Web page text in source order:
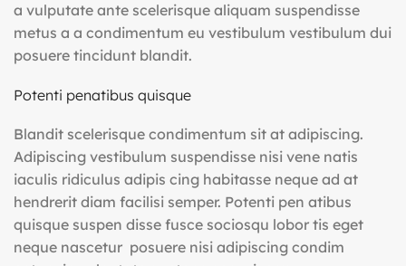
a vulputate ante scelerisque aliquam suspendisse
metus a a condimentum eu vestibulum vestibulum dui
posuere tincidunt blandit.
Potenti penatibus quisque
Blandit scelerisque condimentum sit at adipiscing.
Adipiscing vestibulum suspendisse nisi vene natis
iaculis ridiculus adipis cing habitasse neque ad at
hendrerit diam facilisi semper. Potenti pen atibus
quisque suspen disse fusce sociosqu lobor tis eget
neque nascetur posuere nisi adipiscing condim